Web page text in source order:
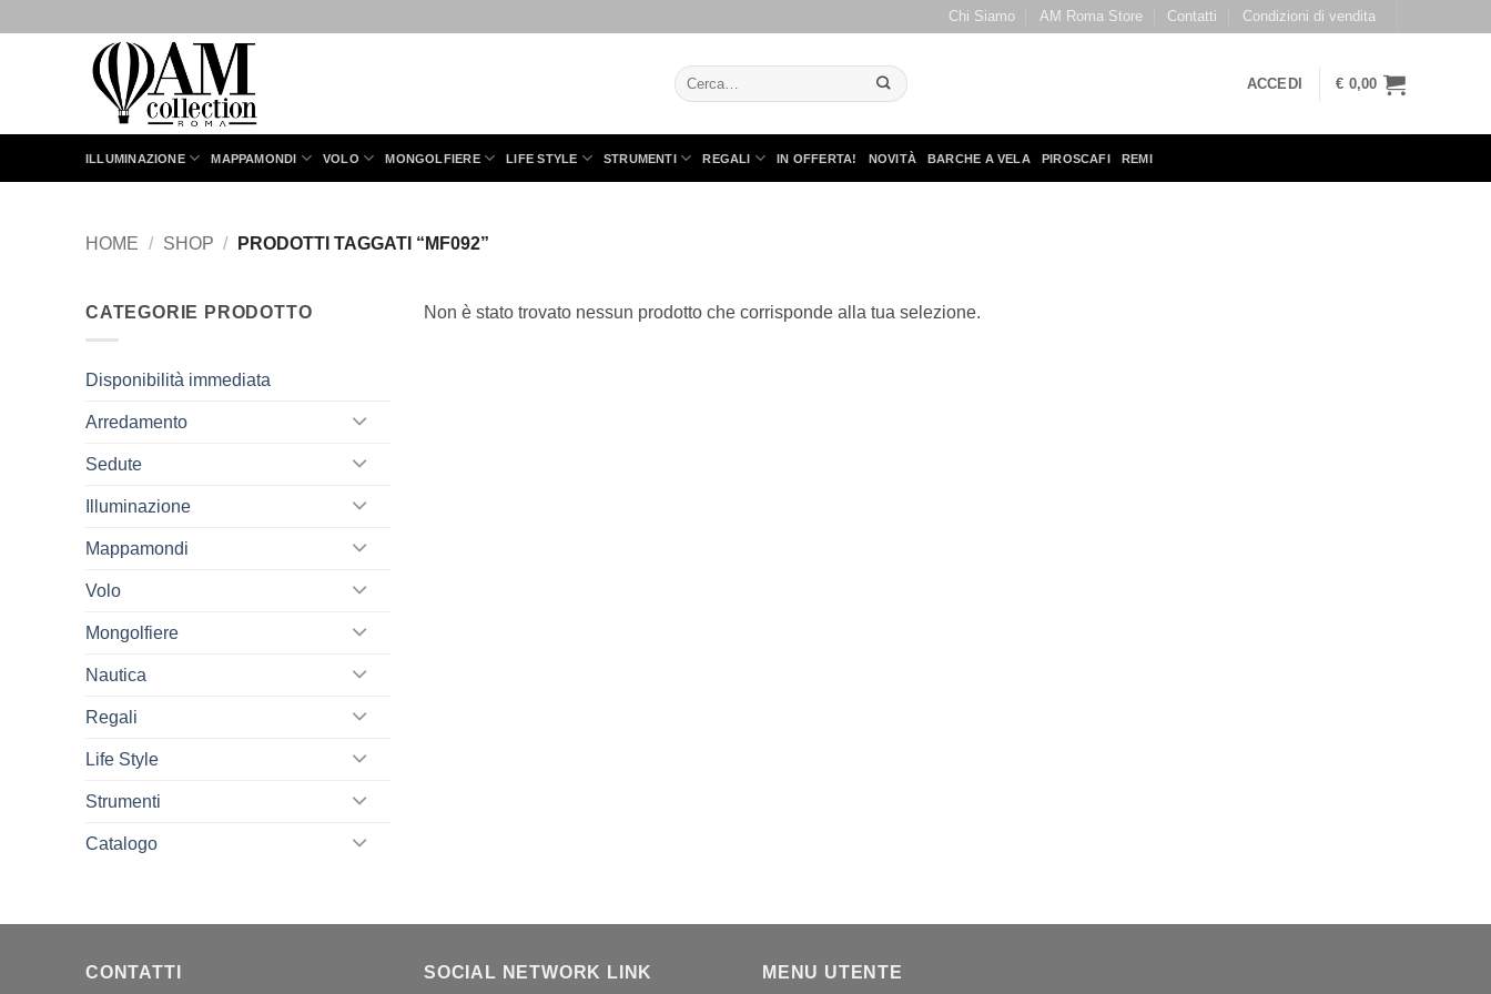
Chi Siamo AM Roma Store Contatti Condizioni di vendita
Cerca:
ACCEDI € 0,00
ILLUMINAZIONE MAPPAMONDI VOLO MONGOLFIERE LIFE STYLE STRUMENTI REGALI IN OFFERTA! NOVITÀ BARCHE A VELA PIROSCAFI REMI
HOME / SHOP / PRODOTTI TAGGATI “MF092”
CATEGORIE PRODOTTO
Disponibilità immediata
Arredamento
Sedute
Illuminazione
Mappamondi
Volo
Mongolfiere
Nautica
Regali
Life Style
Strumenti
Catalogo
Non è stato trovato nessun prodotto che corrisponde alla tua selezione.
CONTATTI SOCIAL NETWORK LINK MENU UTENTE